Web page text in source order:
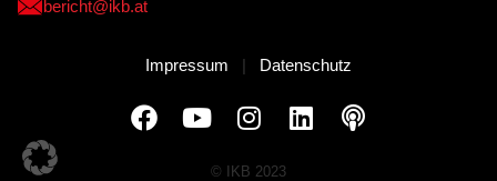
bericht@ikb.at
Impressum | Datenschutz
© IKB 2023